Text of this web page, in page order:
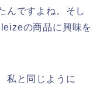
んですよね。そし
の商品に興味を
私と同じように